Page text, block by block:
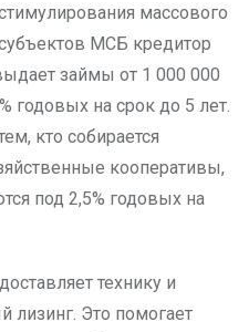
массового
МСБ кредитор
займы от 1 000 000
годовых на срок до 5 лет.
кто собирается
кооперативы,
под 2,5% годовых на
технику и
лизинг. Это помогает